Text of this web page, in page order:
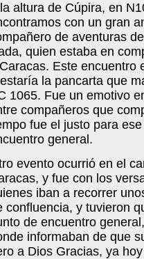
altura de Cúpira, en
con un gran
de aventuras
quien estaba en
Este encuentro
la pancarta que
1065. Fue un emotivo
compañeros que
fue el justo para
general.
evento ocurrió en el
y fue con los
iban a recorrer
confluencia, y tuvieron
de encuentro
informaban de que
a Dios Gracias, ya